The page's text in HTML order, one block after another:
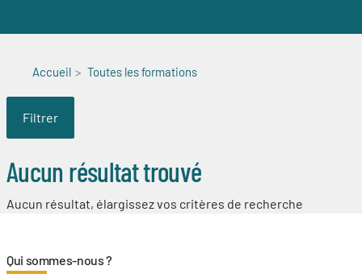
Accueil Toutes les formations
Filtrer
Aucun résultat trouvé
Aucun résultat, élargissez vos critères de recherche
Qui sommes-nous ?